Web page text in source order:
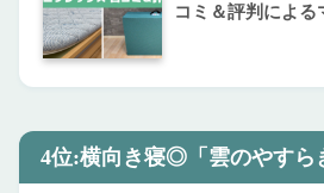
コミ＆評判による
4位:横向き寝◎「雲のやすら